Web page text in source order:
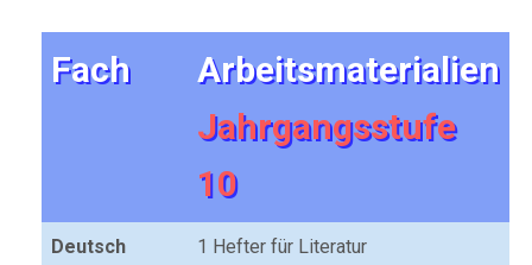
Fach
Arbeitsmaterialien
Jahrgangsstufe
10
Deutsch 1 Hefter für Literatur